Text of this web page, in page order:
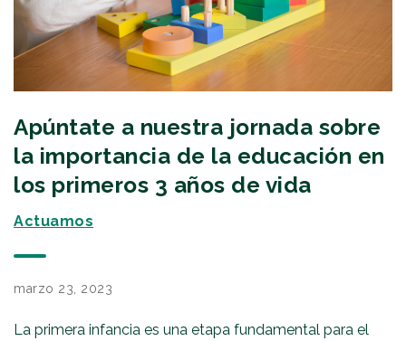
Apúntate a nuestra jornada sobre
la importancia de la educación en
los primeros 3 años de vida
Actuamos
marzo 23, 2023
La primera infancia es una etapa fundamental para el